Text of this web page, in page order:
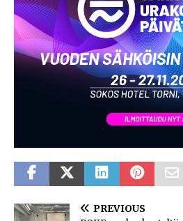
PREVIOUS